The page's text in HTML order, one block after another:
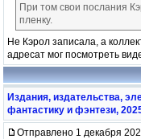
При том свои послания
пленку.
Не Кэрол записала, а
адресат мог посмотреть
Издания, издательства,
фантастику и фэнтези,
Отправлено 1 декабря